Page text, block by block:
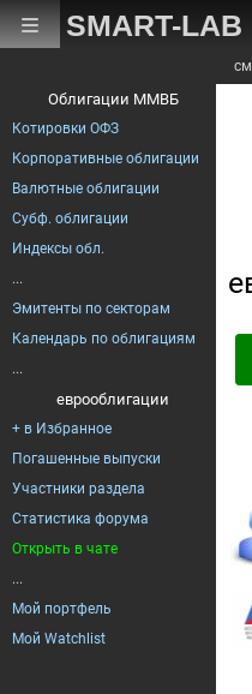
Облигации ММВБ
Котировки ОФЗ
Корпоративные облигации
Валютные облигации
Субф. облигации
Индексы обл.
...
Эмитенты по секторам
Календарь по облигациям
...
еврооблигации
+ в Избранное
Погашенные выпуски
Участники раздела
Статистика форума
Открыть в чате
...
Мой портфель
Мой Watchlist
SMART-LAB